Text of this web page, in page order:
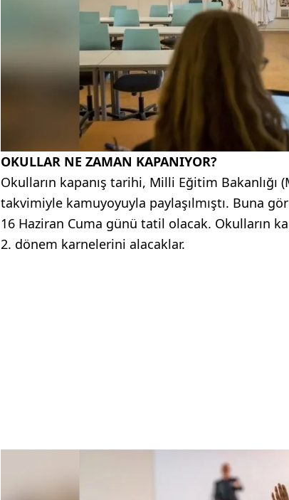
OKULLAR NE ZAMAN KAPANIYOR?
Okulların kapanış tarihi, Milli Eğitim Bakanlığı
takvimiyle kamuyoyuyla paylaşılmıştı. Buna
16 Haziran Cuma günü tatil olacak. Okulların
2. dönem karnelerini alacaklar.